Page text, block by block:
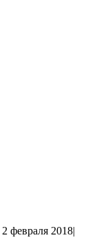
2 февраля 2018|